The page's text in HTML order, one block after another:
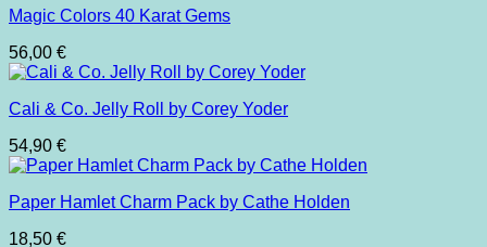
Magic Colors 40 Karat Gems
56,00 €
Cali & Co. Jelly Roll by Corey Yoder
54,90 €
Paper Hamlet Charm Pack by Cathe Holden
18,50 €